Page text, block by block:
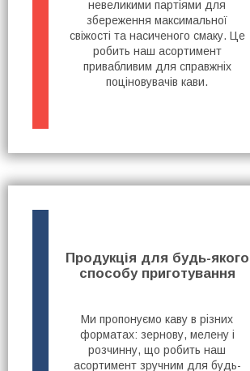
невеликими партіями для
збереження максимальної
свіжості та насиченого смаку. Це
робить наш асортимент
привабливим для справжніх
поціновувачів кави.
Продукція для будь-якого
способу приготування
Ми пропонуємо каву в різних
форматах: зернову, мелену і
розчинну, що робить наш
асортимент зручним для будь-